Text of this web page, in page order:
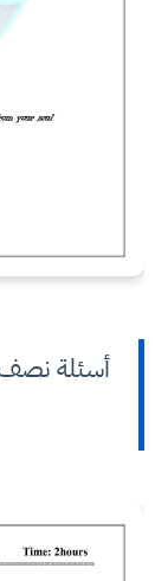
أسئلة